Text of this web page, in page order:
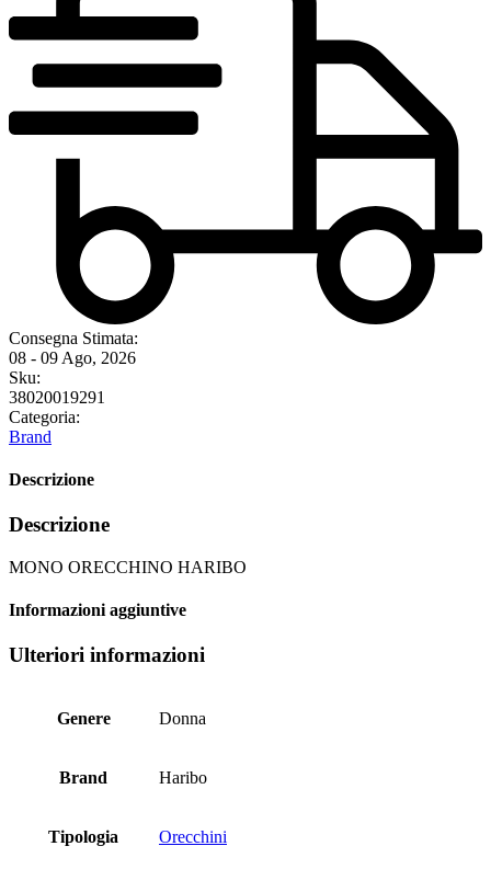
Consegna Stimata:
08 - 09 Ago, 2026
Sku:
38020019291
Categoria:
Brand
Descrizione
Descrizione
MONO ORECCHINO HARIBO
Informazioni aggiuntive
Ulteriori informazioni
Genere Donna
Brand Haribo
Tipologia Orecchini